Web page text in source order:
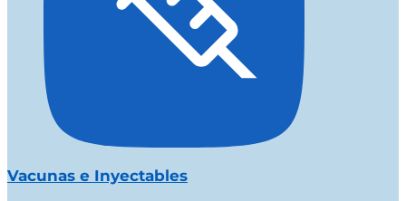
Vacunas e Inyectables